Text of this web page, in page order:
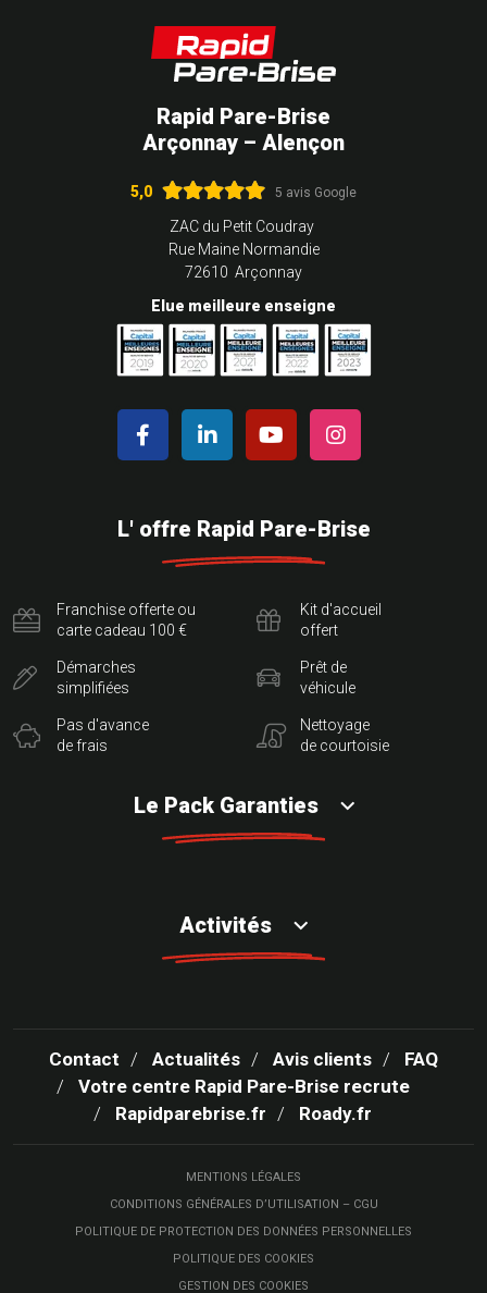
Rapid Pare-Brise
Arçonnay – Alençon
5,0 5 avis Google
ZAC du Petit Coudray
Rue Maine Normandie
72610 Arçonnay
Elue meilleure enseigne
L' offre Rapid Pare-Brise
Franchise offerte ou
carte cadeau 100 €
Démarches
simplifiées
Pas d'avance
de frais
Kit d'accueil
offert
Prêt de
véhicule
Nettoyage
de courtoisie
Le Pack Garanties
Activités
Contact Actualités Avis clients
FAQ
Votre centre Rapid Pare-Brise recrute
Rapidparebrise.fr
Roady.fr
MENTIONS LÉGALES
CONDITIONS GÉNÉRALES D’UTILISATION – CGU
POLITIQUE DE PROTECTION DES DONNÉES PERSONNELLES
POLITIQUE DES COOKIES
GESTION DES COOKIES